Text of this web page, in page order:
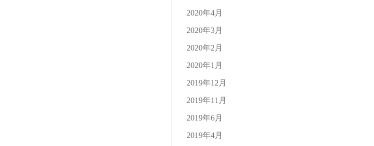
2020年4月
2020年3月
2020年2月
2020年1月
2019年12月
2019年11月
2019年6月
2019年4月